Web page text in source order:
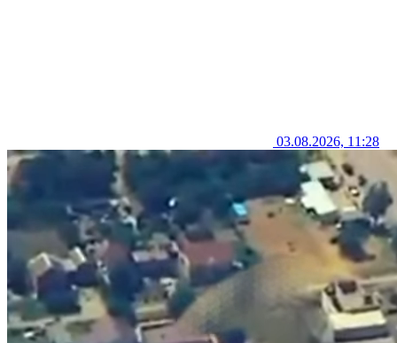
03.08.2026, 11:28